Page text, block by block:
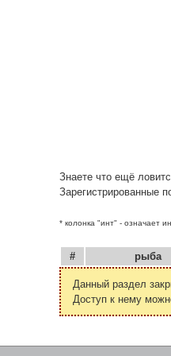
Знаете что ещё
Зарегистрированные
* колонка "инт" - означает
# рыба
Данный раздел
Доступ к нему